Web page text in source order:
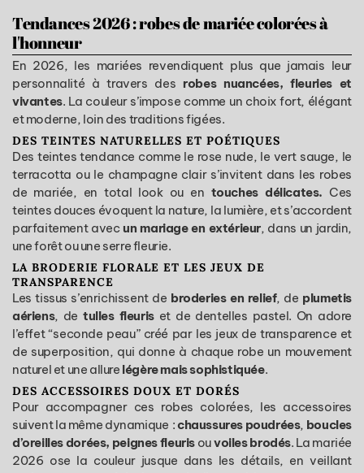
Tendances 2026 : robes de mariée colorées à
l'honneur
En 2026, les mariées revendiquent plus que jamais leur
personnalité à travers des robes nuancées, fleuries et
vivantes. La couleur s’impose comme un choix fort, élégant
et moderne, loin des traditions figées.
DES TEINTES NATURELLES ET POÉTIQUES
Des teintes tendance comme le rose nude, le vert sauge, le
terracotta ou le champagne clair s’invitent dans les robes
de mariée, en total look ou en touches délicates. Ces
teintes douces évoquent la nature, la lumière, et s’accordent
parfaitement avec un mariage en extérieur, dans un jardin,
une forêt ou une serre fleurie.
LA BRODERIE FLORALE ET LES JEUX DE
TRANSPARENCE
Les tissus s’enrichissent de broderies en relief, de plumetis
aériens, de tulles fleuriset de dentelles pastel. On adore
l’effet “seconde peau” créé par les jeux de transparence et
de superposition, qui donne à chaque robe un mouvement
naturel et une allure légère mais sophistiquée.
DES ACCESSOIRES DOUX ET DORÉS
Pour accompagner ces robes colorées, les accessoires
suivent la même dynamique :chaussures poudrées, boucles
d’oreilles dorées, peignes fleuris ouvoiles brodés. La mariée
2026 ose la couleur jusque dans les détails, en veillant